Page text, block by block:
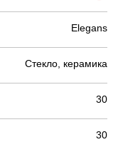
Elegans
Стекло, керамика
30
30